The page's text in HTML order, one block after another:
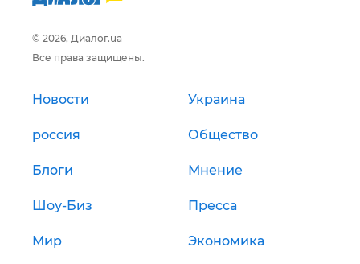
© 2026, Диалог.ua
Все права защищены.
Новости Украина
россия Общество
Блоги Мнение
Шоу-Биз Пресса
Мир Экономика